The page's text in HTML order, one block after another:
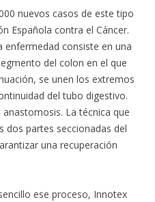
nuevos casos de este tipo
Española contra el Cáncer.
enfermedad consiste en una
del colon en el que
se unen los extremos
del tubo digestivo.
La técnica que
dos partes seccionadas del
una recuperación
ese proceso, Innotex